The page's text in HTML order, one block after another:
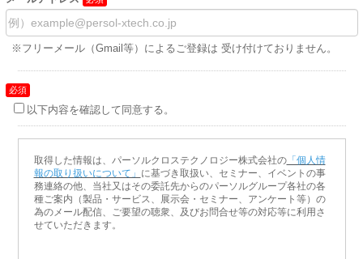
※フリーメール（Gmail等）によるご登録は 受け付けておりません。
以下内容を確認して同意する。
取得した情報は、パーソルクロステクノロジー株式会社の「個人情
報の取り扱いについて」 に基づき取扱い、セミナー、イベントの事
務連絡の他、当社又はその委託先からのパーソルグループ各社の各
種ご案内（製品・サービス、展示会・セミナー、アンケート等）の
為のメール配信、ご要望の聴衆、及びお問合せ等の対応等に利用さ
せていただきます。